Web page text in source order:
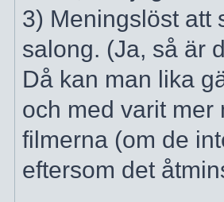
3) Meningslöst att
salong. (Ja, så är
Då kan man lika
och med varit mer
filmerna (om de
eftersom det